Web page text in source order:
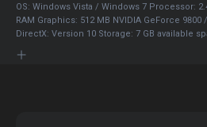
OS: Windows Vista / Windows 7 Processor:
RAM Graphics: 512 MB NVIDIA GeForce 9800
DirectX: Version 10 Storage: 7 GB available